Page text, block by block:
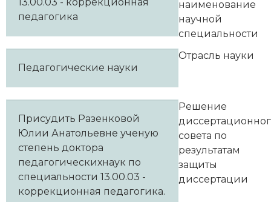
педагогика
наименование
научной
специальности
Педагогические науки
Отрасль науки
Присудить Разенковой
Юлии Анатольевне ученую
степень доктора
педагогическихнаук по
специальности 13.00.03 -
коррекционная педагогика.
Решение
совета по
результатам
защиты
диссертации